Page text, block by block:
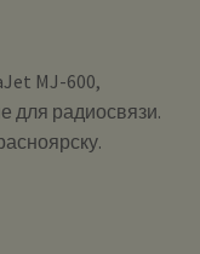
MJ-600,
для радиосвязи.